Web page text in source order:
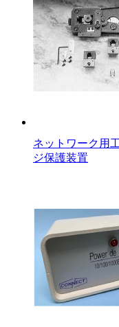
ネットワーク用
ジ保護装置